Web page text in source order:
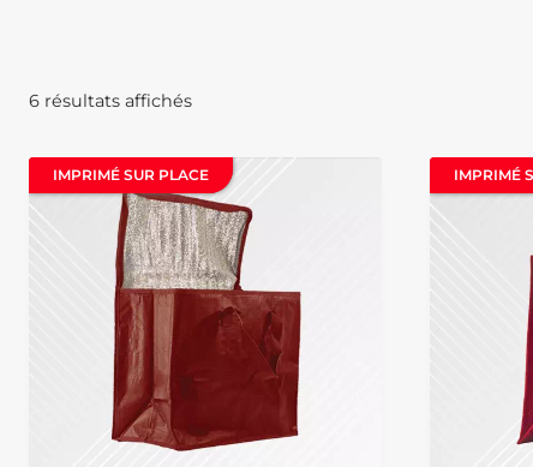
6 résultats affichés
IMPRIMÉ SUR PLACE
IMPRIMÉ SUR PLACE IMPRIMÉ
IMPRIMÉ